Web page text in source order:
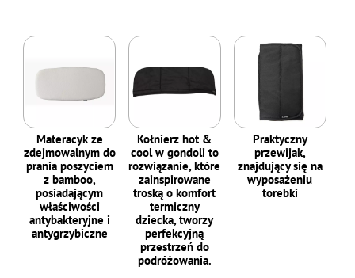
Materacyk ze
zdejmowalnym do
prania poszyciem
z bamboo,
posiadającym
właściwości
antybakteryjne i
antygrzybiczne
Kołnierz hot &
cool w gondoli to
rozwiązanie, które
zainspirowane
troską o komfort
termiczny
dziecka, tworzy
perfekcyjną
przestrzeń do
podróżowania.
Praktyczny
przewijak,
znajdujący się na
wyposażeniu
torebki